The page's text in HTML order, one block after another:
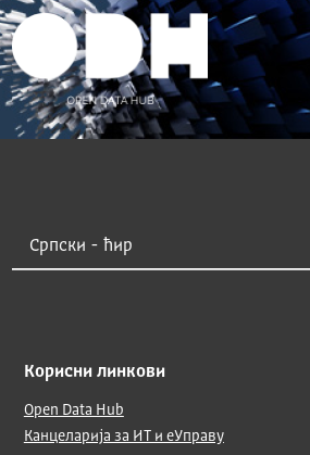
Корисни линкови
Open Data Hub
Канцеларија за ИТ и еУправу